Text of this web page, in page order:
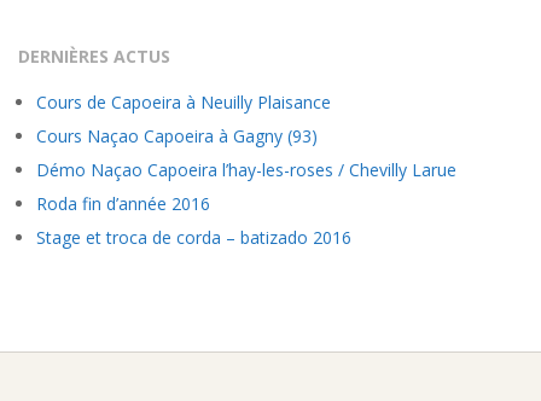
DERNIÈRES ACTUS
Cours de Capoeira à Neuilly Plaisance
Cours Naçao Capoeira à Gagny (93)
Démo Naçao Capoeira l’hay-les-roses / Chevilly Larue
Roda fin d’année 2016
Stage et troca de corda – batizado 2016